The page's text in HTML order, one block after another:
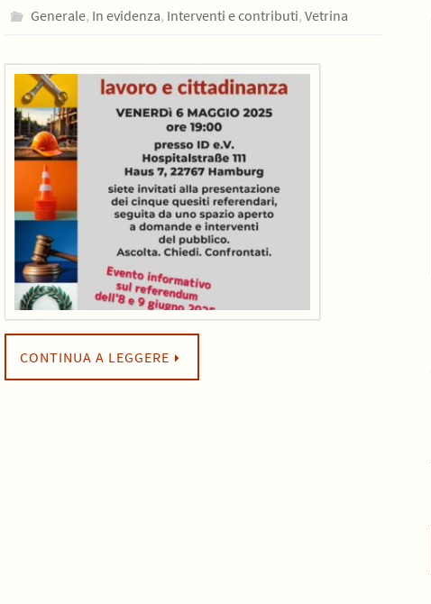
Generale, In evidenza, Interventi e contributi, Vetrina
CONTINUA A LEGGERE